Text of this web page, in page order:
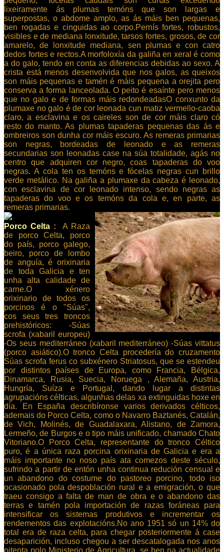
lixeiramente ás plumas temóns que son largas e
superpostas, o abdome amplo, as ás máis ben pequenas,
ben rogadas e cinguidas ao corpo.Pernís fortes, robustos,
visibles e de mediana lonxitude, tarsos fortes, grosos, de cor
amarelo, de lonxitude mediana, sen plumas e con catro
dedos fortes e rectos.A morfoloxía da galiña en xeral é como
a do galo, tendo en conta as diferencias debidas ao sexo. A
crista está menos desenvolvida que nos galos, as queixos
son máis pequenas e tamén é máis pequena a orejita pero
conserva a forma lanceolada. O peito é esaínte pero menos
que no galo e de formas máis redondeadasO conxunto da
plumaxe no galo é de cor leonada cun matiz vermello-caoba
claro, a esclavina e os caireles son de cor máis claro có
resto do manto. As plumas tapaderas pequenas das ás e
ombreiros son dunha cor máis escuro. As remeras primarias
son negras, bordeadas de leonado e as remeras
secundarias son leonadas case na súa totalidade, agás no
centro que adquiren cor negro, coas tapaderas do voo
negras. A cola ten os temóns e fócelas negras cun brillo
verde metálico. Na galiña a plumaxe da cabeza é leonado,
con esclavina de cor leonado intenso, sendo negras as
tapaderas do voo e os temóns da cola e, en parte, as
remeras primarias.
Porco Celta :
A Raza
de porco Celta, porco
do país, porco galego,
beiro, porco de lombo
de anguía, é orixinaria
de toda Galicia e ten
unha alta calidade de
carne.O xénero
orixinario de todos os
porcinos é o "Súas",
cos seus tres troncos
prehistóricos: -Súas
scrofa (xabaril europeu)
-Os seus mediterráneo (xabaril mediterráneo) -Súas vittatus
(porco asiático).O tronco Celta procedería do cruzamento
Súas scrofa ferus co subxénero Striatosus, que se estendeu
por distintos países de Europa, como Francia, Bélgica,
Dinamarca, Rusia, Suecia, Noruega , Alemaña, Austria,
Hungría, Suíza e Portugal, dando lugar a distintas
agrupacións célticas, algunhas delas xa extinguidas hoxe en
día. En España describíronse varios derivados célticos,
ademais do Porco Celta, como o Navarro Baztanés, Catalán,
de Vich, Molinés, de Guadalaxara, Alistano, de Zamora,
Lermeño, de Burgos e o tipo máis unificado, chamado Chato
Vitoriano.O Porco Celta, representante do tronco Céltico
puro, é a única raza porcina orixinaria de Galicia e era a
máis importante no noso país ata comezos deste século,
sufrindo a partir de entón unha continua redución censual e
un abandono do costume do pastoreo porcino, todo iso
ocasionado pola despoblación rural e a emigración, o que
traeu consigo a falta de man de obra e o abandono das
terras e tamén pola importación de razas foráneas para
intensificar os sistemas produtivos e incrementar os
rendementos das explotacións.No ano 1951 só un 14% do
total era de raza celta, para chegar posteriormente á case
desaparición, incluso chegou a ser descatalogada nos anos
oitenta polo Ministerio de Agricultura, se ben na actualidade